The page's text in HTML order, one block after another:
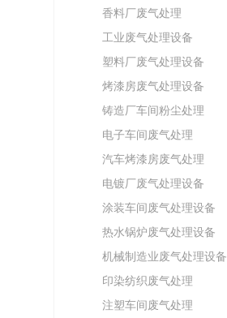
香料厂废气处理
工业废气处理设备
塑料厂废气处理设备
烤漆房废气处理设备
铸造厂车间粉尘处理
电子车间废气处理
汽车烤漆房废气处理
电镀厂废气处理设备
涂装车间废气处理设备
热水锅炉废气处理设备
机械制造业废气处理设备
印染纺织废气处理
注塑车间废气处理